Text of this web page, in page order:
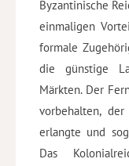
Byzantinische
einmaligen
formale
die günstige
Märkten. Der
vorbehalten,
erlangte und
Das